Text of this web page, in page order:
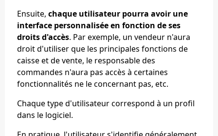
Ensuite, chaque utilisateur pourra avoir une
interface personnalisée en fonction de ses
droits d'accès. Par exemple, un vendeur n'aura
droit d'utiliser que les principales fonctions de
caisse et de vente, le responsable des
commandes n'aura pas accès à certaines
fonctionnalités ne le concernant pas, etc.
Chaque type d'utilisateur correspond à un profil
dans le logiciel.